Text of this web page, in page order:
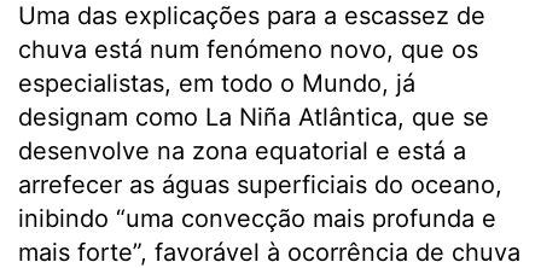
Uma das explicações para a escassez de
chuva está num fenómeno novo, que os
especialistas, em todo o Mundo, já
designam como La Niña Atlântica, que se
desenvolve na zona equatorial e está a
arrefecer as águas superficiais do oceano,
inibindo “uma convecção mais profunda e
mais forte”, favorável à ocorrência de chuva